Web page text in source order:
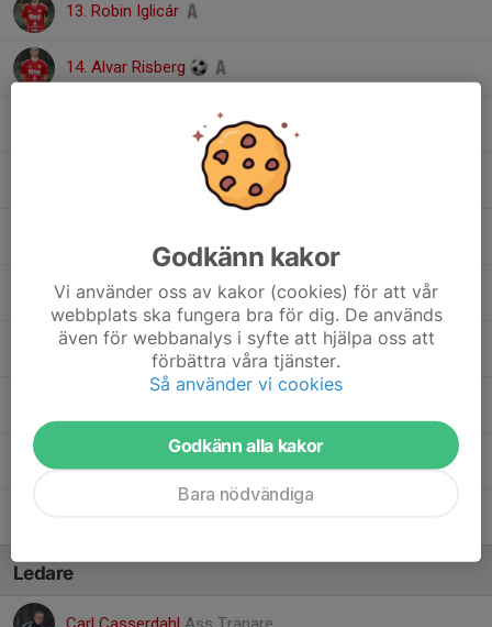
13. Robin Iglicár
14. Alvar Risberg
17. William Kristiansen
20. Oskar Westberg
23. Malte Jonlund
24. Alfons Egerzon
Ledare
Godkänn kakor
Vi använder oss av kakor (cookies) för att vår
webbplats ska fungera bra för dig. De används
även för webbanalys i syfte att hjälpa oss att
förbättra våra tjänster.
Så använder vi cookies
Godkänn alla kakor
Bara nödvändiga